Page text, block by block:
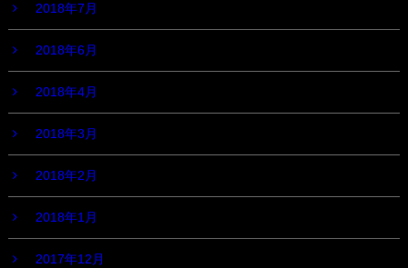
2018年7月
2018年6月
2018年4月
2018年3月
2018年2月
2018年1月
2017年12月